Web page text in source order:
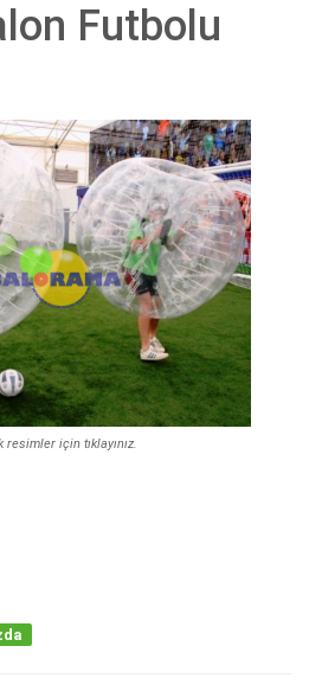
Futbolu
resimler için tıklayınız.